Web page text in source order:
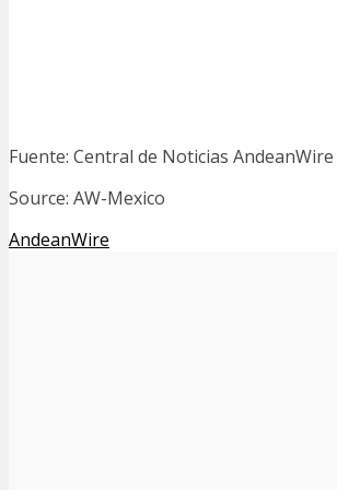
Fuente: Central de Noticias AndeanWire
Source: AW-Mexico
AndeanWire